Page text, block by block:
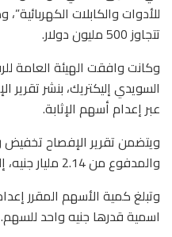
تتجاوز 500 مليون دولار.
وكانت وافقت الهيئة العامة
السويدي إليكتريك، بنشر
عبر إعدام أسهم الإثابة.
ويتضمن تقرير الإفصاح
والمدفوع من 2.14 مليار جنيه، إلى 2.139 مليار جنيه جنيه.
اسمية قدرها جنيه واحد للسهم.